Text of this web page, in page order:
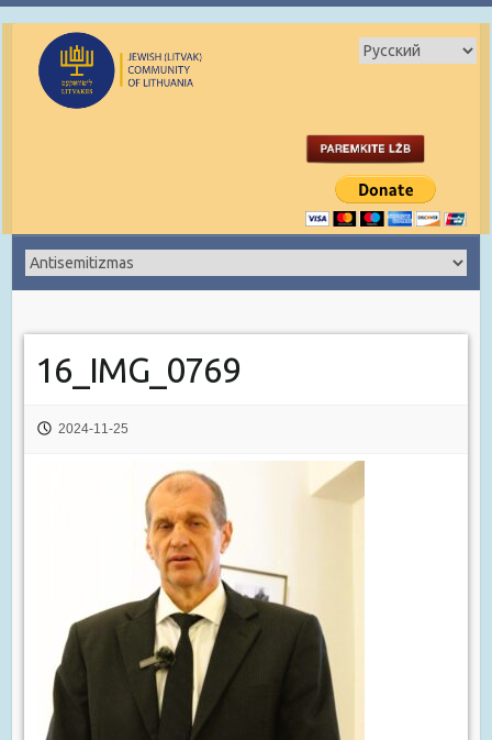
16_IMG_0769
2024-11-25